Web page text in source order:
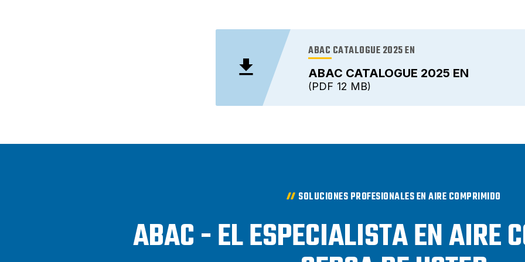
ABAC CATALOGUE 2025 EN
ABAC CATALOGUE 2025 EN
12 MB
PDF
SOLUCIONES PROFESIONALES EN AIRE COMPRIMIDO
ABAC - EL ESPECIALISTA EN AIRE